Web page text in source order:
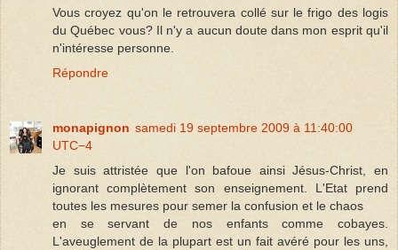
Vous croyez qu'on le retrouvera collé sur le frigo des logis
du Québec vous? Il n'y a aucun doute dans mon esprit qu'il
n'intéresse personne.
Répondre
monapignon samedi 19 septembre 2009 à 11:40:00
UTC−4
Je suis attristée que l'on bafoue ainsi Jésus-Christ, en
ignorant complètement son enseignement. L'Etat prend
toutes les mesures pour semer la confusion et le chaos
en se servant de nos enfants comme cobayes.
L'aveuglement de la plupart est un fait avéré pour les uns,